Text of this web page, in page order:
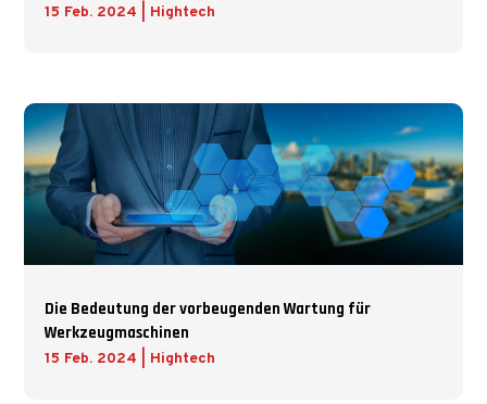
15 Feb. 2024 Hightech
Die Bedeutung der vorbeugenden Wartung für
Werkzeugmaschinen
15 Feb. 2024 Hightech